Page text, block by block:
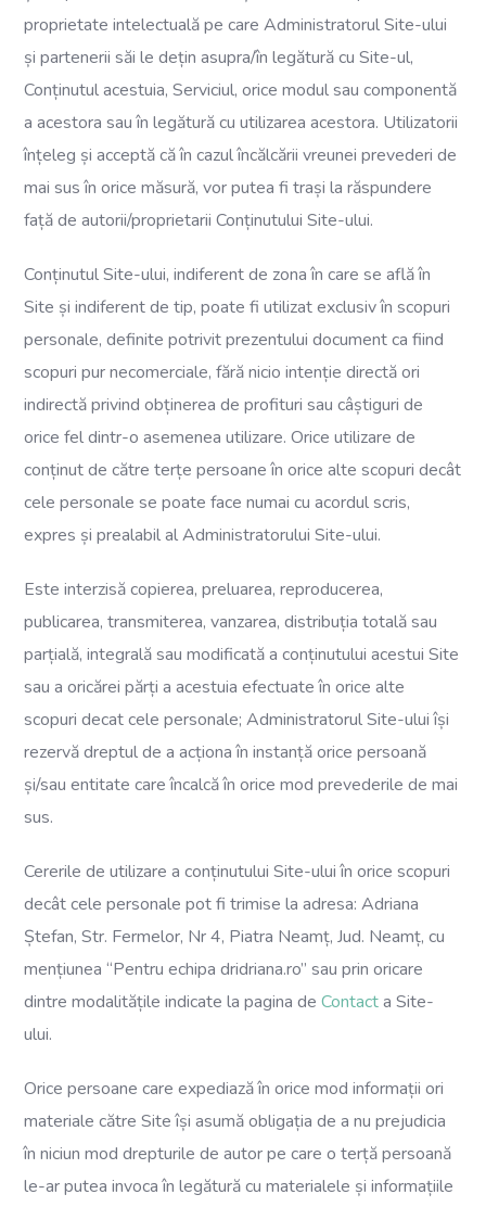
proprietate intelectuală pe care Administratorul Site-ului
și partenerii săi le dețin asupra/în legătură cu Site-ul,
Conținutul acestuia, Serviciul, orice modul sau componentă
a acestora sau în legătură cu utilizarea acestora. Utilizatorii
înțeleg și acceptă că în cazul încălcării vreunei prevederi de
mai sus în orice măsură, vor putea fi trași la răspundere
față de autorii/proprietarii Conținutului Site-ului.
Conținutul Site-ului, indiferent de zona în care se află în
Site și indiferent de tip, poate fi utilizat exclusiv în scopuri
personale, definite potrivit prezentului document ca fiind
scopuri pur necomerciale, fără nicio intenție directă ori
indirectă privind obținerea de profituri sau câștiguri de
orice fel dintr-o asemenea utilizare. Orice utilizare de
conținut de către terțe persoane în orice alte scopuri decât
cele personale se poate face numai cu acordul scris,
expres și prealabil al Administratorului Site-ului.
Este interzisă copierea, preluarea, reproducerea,
publicarea, transmiterea, vanzarea, distribuția totală sau
parțială, integrală sau modificată a conținutului acestui Site
sau a oricărei părți a acestuia efectuate în orice alte
scopuri decat cele personale; Administratorul Site-ului își
rezervă dreptul de a acționa în instanță orice persoană
și/sau entitate care încalcă în orice mod prevederile de mai
sus.
Cererile de utilizare a conținutului Site-ului în orice scopuri
decât cele personale pot fi trimise la adresa: Adriana
Ștefan, Str. Fermelor, Nr 4, Piatra Neamț, Jud. Neamț, cu
mențiunea “Pentru echipa dridriana.ro” sau prin oricare
dintre modalitățile indicate la pagina deContacta Site-
ului.
Orice persoane care expediază în orice mod informații ori
materiale către Site își asumă obligația de a nu prejudicia
în niciun mod drepturile de autor pe care o terță persoană
le-ar putea invoca în legătură cu materialele și informațiile